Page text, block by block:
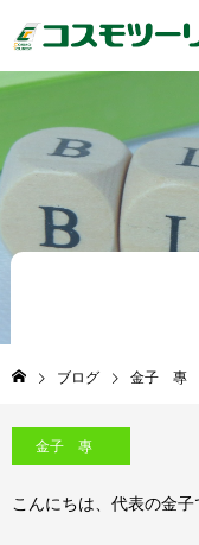
ブログ 金子 專
金子 專
こんにちは、代表の金子